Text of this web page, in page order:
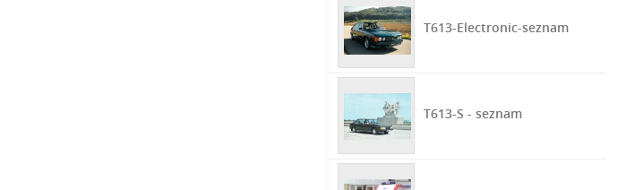
T613-Electronic-seznam
T613-S - seznam